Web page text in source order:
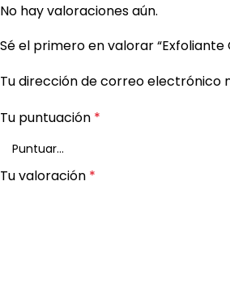
No hay valoraciones aún.
Sé el primero en valorar
Tu dirección de correo electrónico
Tu puntuación *
Tu valoración *